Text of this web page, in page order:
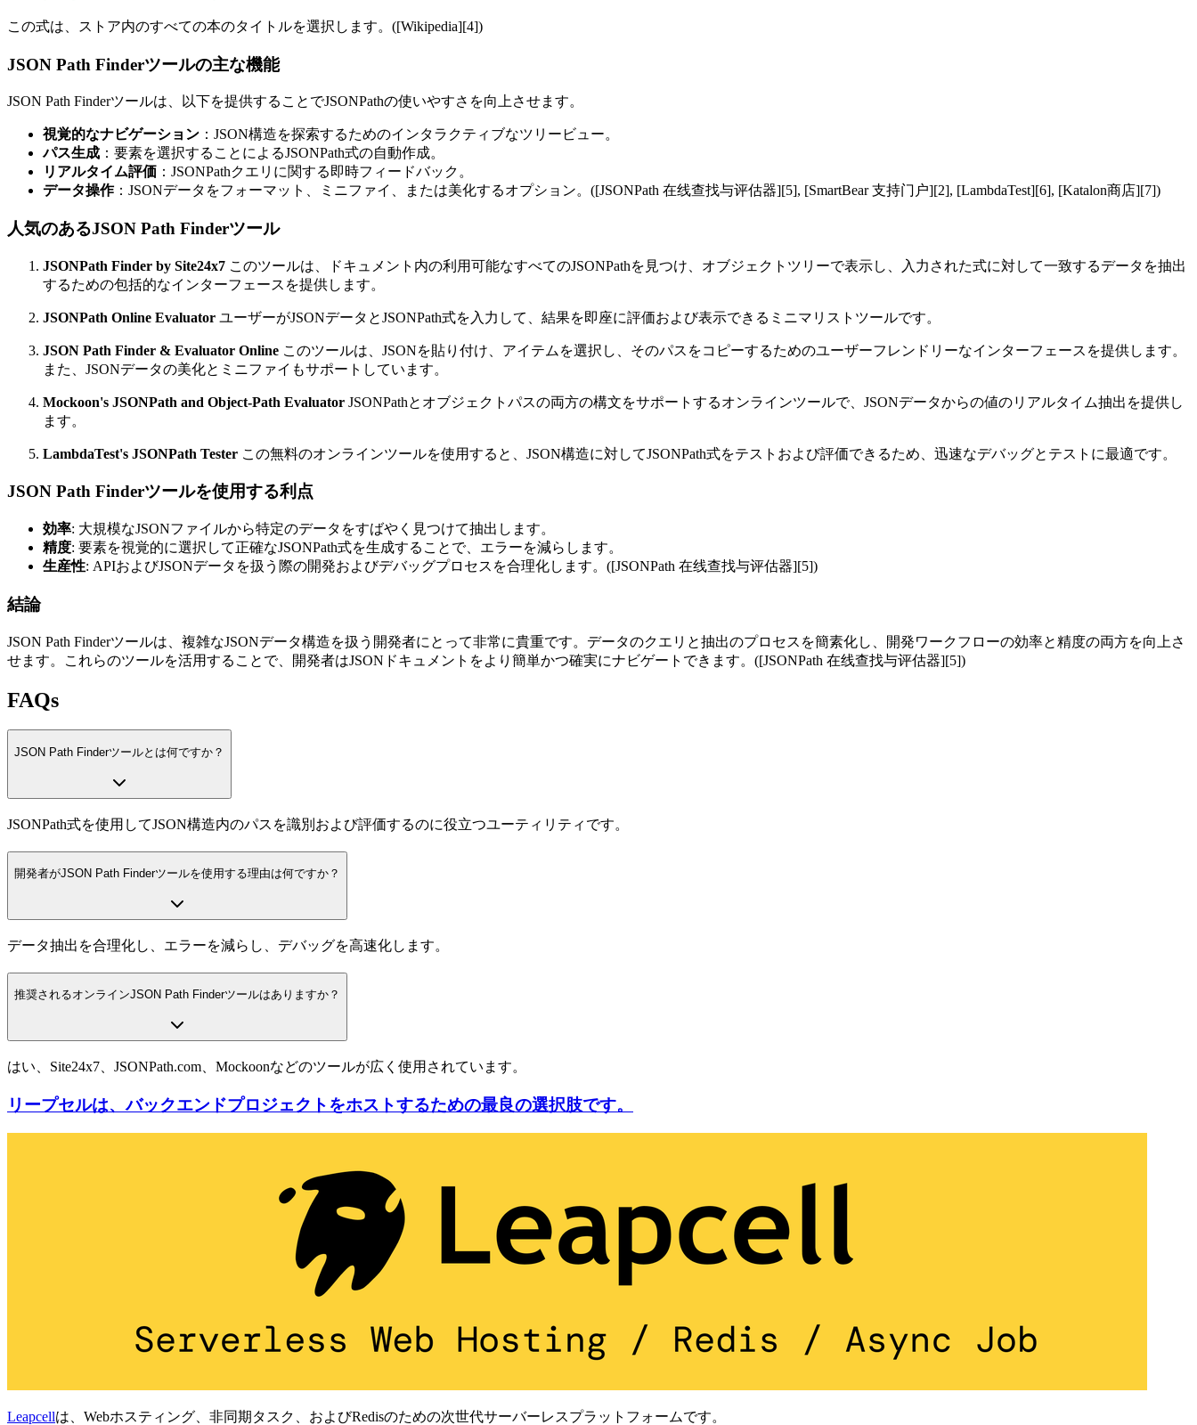
この式は、ストア内のすべての本のタイトルを選択します。([Wikipedia][4])
JSON Path Finderツールの主な機能
JSON Path Finderツールは、以下を提供することでJSONPathの使いやすさを向上させます。
視覚的なナビゲーション ：JSON構造を探索するためのインタラクティブなツリービュー。
パス生成 ：要素を選択することによるJSONPath式の自動作成。
リアルタイム評価 ：JSONPathクエリに関する即時フィードバック。
データ操作：JSONデータをフォーマット、ミニファイ、または美化するオプション。([JSONPath 在线查找与评估器][5], [SmartBear 支持门户][2], [LambdaTest][6], [Katalon商店][7])
人気のあるJSON Path Finderツール
JSONPath Finder by Site24x7 このツールは、ドキュメント内の利用可能なすべてのJSONPathを見つけ、オブジェクトツリーで表示し、入力された式に対して一致するデータを抽出
するための包括的なインターフェースを提供します。
JSONPath Online Evaluator ユーザーがJSONデータとJSONPath式を入力して、結果を即座に評価および表示できるミニマリストツールです。
JSON Path Finder & Evaluator Online このツールは、JSONを貼り付け、アイテムを選択し、そのパスをコピーするためのユーザーフレンドリーなインターフェースを提供します。
また、JSONデータの美化とミニファイもサポートしています。
Mockoon's JSONPath and Object-Path Evaluator JSONPathとオブジェクトパスの両方の構文をサポートするオンラインツールで、JSONデータからの値のリアルタイム抽出を提供し
ます。
LambdaTest's JSONPath Tester この無料のオンラインツールを使用すると、JSON構造に対してJSONPath式をテストおよび評価できるため、迅速なデバッグとテストに最適です。
JSON Path Finderツールを使用する利点
効率: 大規模なJSONファイルから特定のデータをすばやく見つけて抽出します。
精度: 要素を視覚的に選択して正確なJSONPath式を生成することで、エラーを減らします。
生産性: APIおよびJSONデータを扱う際の開発およびデバッグプロセスを合理化します。([JSONPath 在线查找与评估器][5])
結論
JSON Path Finderツールは、複雑なJSONデータ構造を扱う開発者にとって非常に貴重です。データのクエリと抽出のプロセスを簡素化し、開発ワークフローの効率と精度の両方を向上さ
せます。これらのツールを活用することで、開発者はJSONドキュメントをより簡単かつ確実にナビゲートできます。([JSONPath 在线查找与评估器][5])
FAQs
JSON Path Finderツールとは何ですか？
JSONPath式を使用してJSON構造内のパスを識別および評価するのに役立つユーティリティです。
開発者がJSON Path Finderツールを使用する理由は何ですか？
データ抽出を合理化し、エラーを減らし、デバッグを高速化します。
推奨されるオンラインJSON Path Finderツールはありますか？
はい、Site24x7、JSONPath.com、Mockoonなどのツールが広く使用されています。
リープセルは、バックエンドプロジェクトをホストするための最良の選択肢です。
Leapcellは、Webホスティング、非同期タスク、およびRedisのための次世代サーバーレスプラットフォームです。